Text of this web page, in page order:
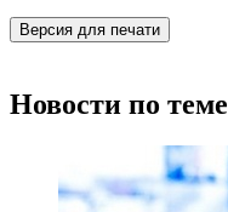
Версия для печати
Новости по теме